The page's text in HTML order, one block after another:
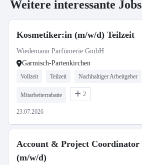
Weitere interessante Jobs
Kosmetiker:in (m/w/d) Teilzeit
Wiedemann Parfümerie GmbH
Garmisch-Partenkirchen
Vollzeit Teilzeit Nachhaltiger Arbeitgeber
Mitarbeiterrabatte 2
23.07.2026
Account & Project Coordinator
(m/w/d)